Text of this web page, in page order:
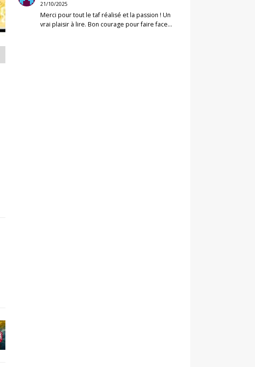
21/10/2025
Merci pour tout le taf réalisé et la passion ! Un
vrai plaisir à lire. Bon courage pour faire face…